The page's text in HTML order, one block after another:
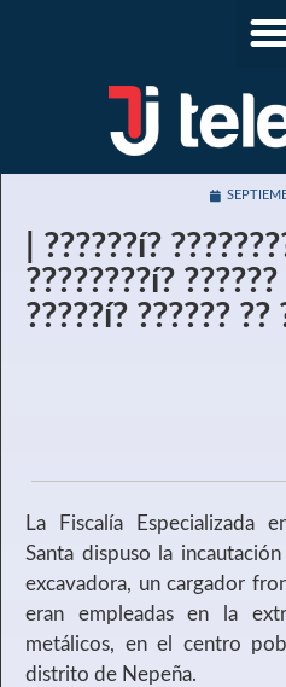
| ??????í?
????????í?
?????í? ?????? ??
La Fiscalía Especializada
Santa dispuso la
excavadora, un cargador
eran empleadas en la
metálicos, en el centro
distrito de Nepeña.